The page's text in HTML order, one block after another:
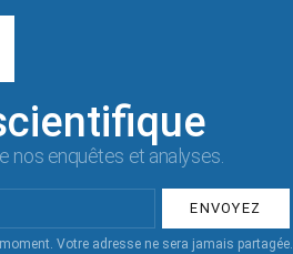
nos enquêtes et analyses.
Votre adresse ne sera jamais partagée.